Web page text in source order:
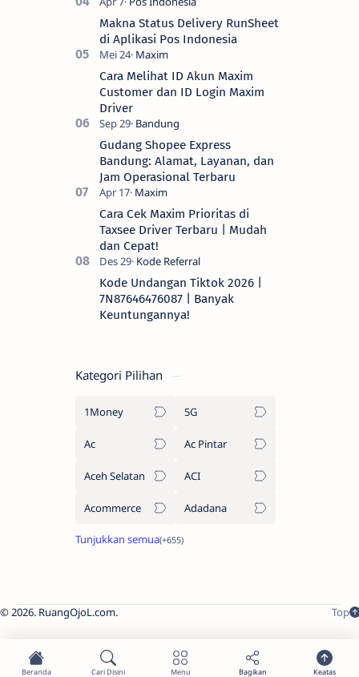
Makna Status Delivery RunSheet
di Aplikasi Pos Indonesia
Cara Melihat ID Akun Maxim
Customer dan ID Login Maxim
Driver
Gudang Shopee Express
Bandung: Alamat, Layanan, dan
Jam Operasional Terbaru
Cara Cek Maxim Prioritas di
Taxsee Driver Terbaru | Mudah
dan Cepat!
Kode Undangan Tiktok 2026 |
7N87646476087 | Banyak
Keuntungannya!
Kategori Pilihan
1Money 5G
Ac Ac Pintar
Aceh Selatan ACI
Acommerce Adadana
2026. RuangOjoL.com.